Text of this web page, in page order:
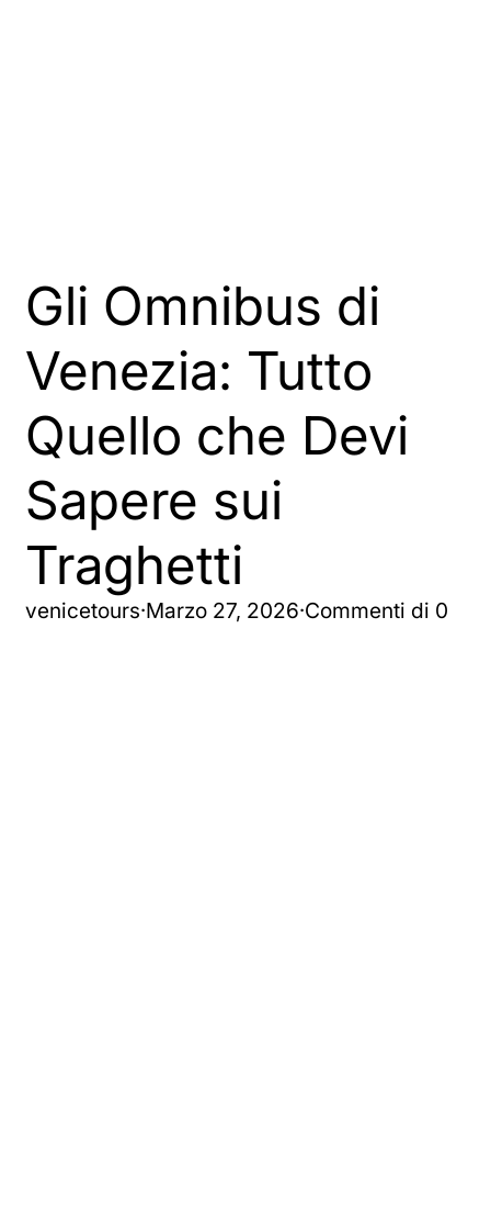
Gli Omnibus di
Venezia: Tutto
Quello che Devi
Sapere sui
Traghetti
venicetours·Marzo 27, 2026·Commenti di 0